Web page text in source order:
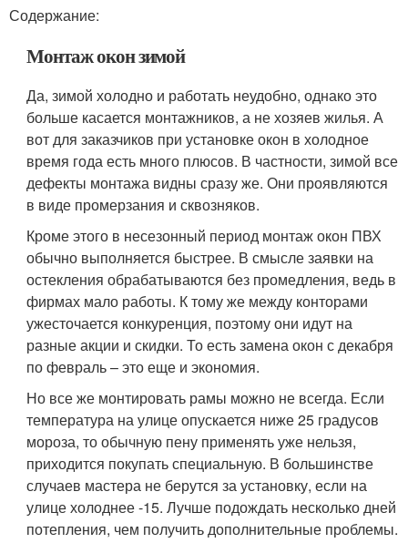
Содержание:
Монтаж окон зимой
Да, зимой холодно и работать неудобно, однако это
больше касается монтажников, а не хозяев жилья. А
вот для заказчиков при установке окон в холодное
время года есть много плюсов. В частности, зимой все
дефекты монтажа видны сразу же. Они проявляются
в виде промерзания и сквозняков.
Кроме этого в несезонный период монтаж окон ПВХ
обычно выполняется быстрее. В смысле заявки на
остекления обрабатываются без промедления, ведь в
фирмах мало работы. К тому же между конторами
ужесточается конкуренция, поэтому они идут на
разные акции и скидки. То есть замена окон с декабря
по февраль – это еще и экономия.
Но все же монтировать рамы можно не всегда. Если
температура на улице опускается ниже 25 градусов
мороза, то обычную пену применять уже нельзя,
приходится покупать специальную. В большинстве
случаев мастера не берутся за установку, если на
улице холоднее -15. Лучше подождать несколько дней
потепления, чем получить дополнительные проблемы.